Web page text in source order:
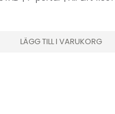
LÄGG TILL I VARUKORG